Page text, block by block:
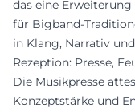
das eine
für Bigband-
in Klang, Narrativ
Rezeption: Presse,
Die Musikpresse
Konzeptstärke und